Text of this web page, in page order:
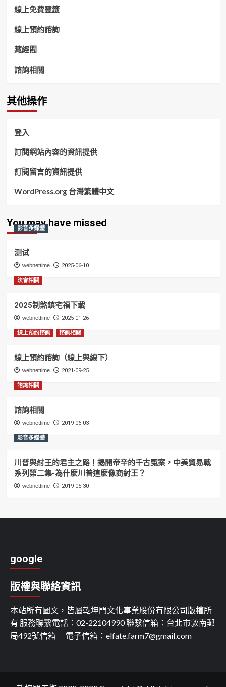
線上免費靈籤
線上預約諮詢
藏經閣
諮詢相關
其他操作
登入
訂閱網站內容的資訊提供
訂閱留言的資訊提供
WordPress.org 台灣繁體中文
You may have missed
影音多媒體
测试
webnettime 2025-06-10
法會相關
2025制煞鎮宅福下載
webnettime 2025-01-26
線上預約諮詢 諮詢相關
線上預約諮詢（線上與線下）
webnettime 2021-09-25
諮詢相關
諮詢相關
webnettime 2019-06-03
影音多媒體
川普與紂王的君主之路！揭開帝辛的千古冤案，中美貿易戰
系列第二集-為什麼川普這麼像商紂王？
webnettime 2019-05-30
google
版權與聯絡資訊
本站所有圖文，皆屬乾坤門文化事業股份有限公司版權所
有 服務聯繫電話：02-22104990 聯繫信箱：台北市敦南郵
局492號信箱 電子信箱： elfate.farm7@gmail.com